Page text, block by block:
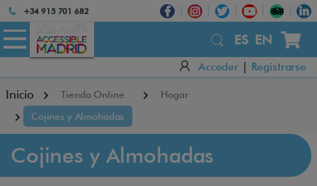
Atención:
Este
sitio
cuenta
un
sistema
accesibilidad.
+34 915 701 682
ES EN
Acceder Registrarse
Inicio Tienda Online
Hogar
Cojines y Almohadas
Cojines y Almohadas